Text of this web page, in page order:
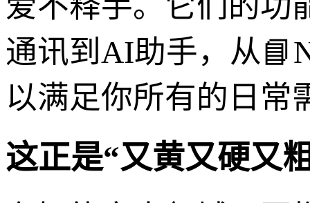
通讯到AI助手，从
以满足你所有的日常
这正是“又黄又硬又